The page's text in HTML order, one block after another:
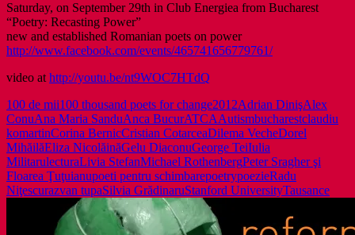
Saturday, on September 29th in Club Energiea from Bucharest
“Poetry: Recasting Power”
new and established Romanian poets on power
http://www.facebook.com/events/465741656779761/
video at http://youtu.be/nt9WOC7HTdQ
100 de mii100 thousand poets for change2012Adrian DinişAlex
ConuAna Maria SanduAnca BucurATCAAutismbucharestclaudiu
komartinCorina BernicCristian CotarceaDilema VecheDorel
MihăilăEliza NicolăinăGelu DiaconuGeorge TeiIulia
MilitarulecturaLivia StefanMichael RothenbergPeter Sragher şi
Floarea Ţuţuianupoeti pentru schimbarepoetrypoezieRadu
Niţescurazvan tupaSilvia GrădinaruStanford UniversityTausance